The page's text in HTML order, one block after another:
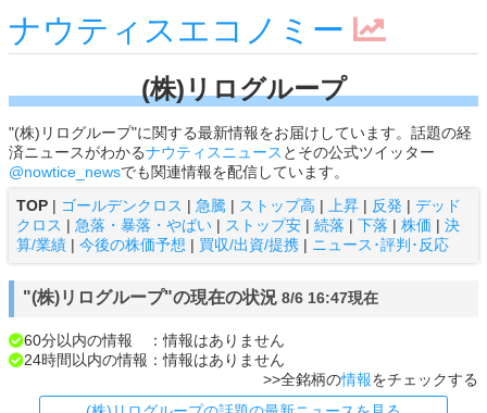
ナウティスエコノミー
(株)リログループ
"(株)リログループ"に関する最新情報をお届けしています。話題の経
済ニュースがわかるナウティスニュース とその公式ツイッター
@nowtice_newsでも関連情報を配信しています。
TOP | ゴールデンクロス | 急騰 | ストップ高 | 上昇 | 反発 | デッド
クロス | 急落・暴落・やばい | ストップ安 | 続落 | 下落 | 株価 | 決
算/業績 | 今後の株価予想 | 買収/出資/提携 | ニュース･評判･反応
"(株)リログループ"の現在の状況 8/6 16:47現在
60分以内の情報 ：情報はありません
24時間以内の情報：情報はありません
>>全銘柄の情報をチェックする